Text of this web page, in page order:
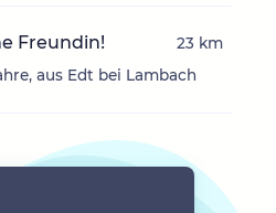
Freundin!
aus Edt bei Lambach
23 km